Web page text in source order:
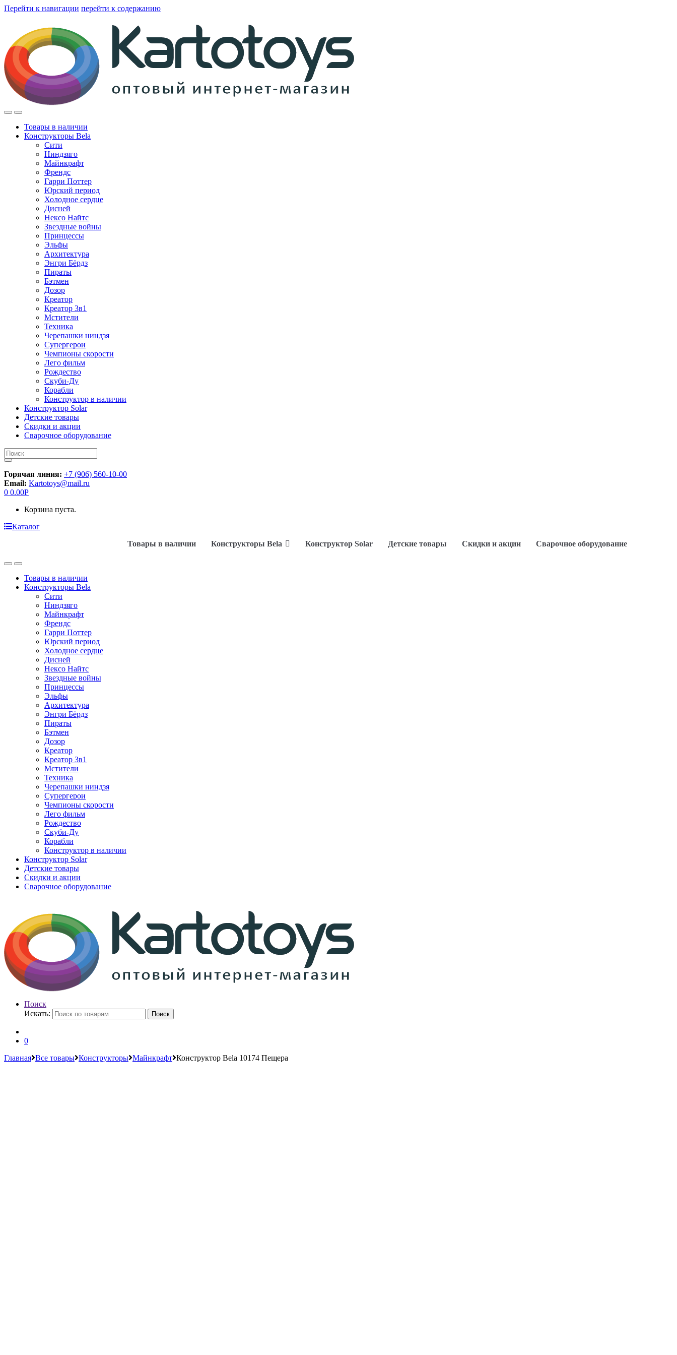
Перейти к навигации перейти к содержанию
Товары в наличии
Конструкторы Bela
Сити
Ниндзяго
Майнкрафт
Френдс
Гарри Поттер
Юрский период
Холодное сердце
Дисней
Нексо Найтс
Звездные войны
Принцессы
Эльфы
Архитектура
Энгри Бёрдз
Пираты
Бэтмен
Дозор
Креатор
Креатор 3в1
Мстители
Техника
Черепашки ниндзя
Супергерои
Чемпионы скорости
Лего фильм
Рождество
Скуби-Ду
Корабли
Конструктор в наличии
Конструктор Solar
Детские товары
Скидки и акции
Сварочное оборудование
Искать:
Горячая линия: +7 (906) 560-10-00
Email: Kartotoys@mail.ru
0 0.00Р
Корзина пуста.
Каталог
Товары в наличии
Конструкторы Bela Конструктор Solar Детские товары Скидки и акции Сварочное оборудование
Товары в наличии
Конструкторы Bela
Сити
Ниндзяго
Майнкрафт
Френдс
Гарри Поттер
Юрский период
Холодное сердце
Дисней
Нексо Найтс
Звездные войны
Принцессы
Эльфы
Архитектура
Энгри Бёрдз
Пираты
Бэтмен
Дозор
Креатор
Креатор 3в1
Мстители
Техника
Черепашки ниндзя
Супергерои
Чемпионы скорости
Лего фильм
Рождество
Скуби-Ду
Корабли
Конструктор в наличии
Конструктор Solar
Детские товары
Скидки и акции
Сварочное оборудование
Поиск
Искать:
Поиск
0
Главная Все товары Конструкторы Майнкрафт Конструктор Bela 10174 Пещера